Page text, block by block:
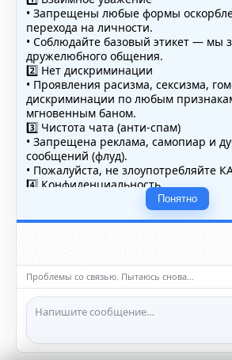
• Запрещены любые формы
перехода на личности.
• Соблюдайте базовый этикет — мы
дружелюбного общения.
2️⃣ Нет дискриминации
• Проявления расизма, сексизма,
дискриминации по любым
мгновенным баном.
3️⃣ Чистота чата (анти-спам)
• Запрещена реклама, самопиар и
сообщений (флуд).
• Пожалуйста, не злоупотребляйте
4️⃣ Конфиденциальность
• Не публикуйте личные данные —
(телефоны, адреса, документы).
5️⃣ Уместность контента
насилию.
ℹ️ Модераторы и администраторы
сообщения и ограничивать доступ к
нарушении правил.
Понятно
Проблемы со связью. Пытаюсь снова…